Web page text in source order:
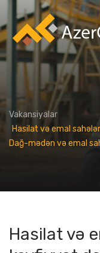
Vakansiyalar
Hasilat və emal
Dağ-mədən və emal
Hasilat və